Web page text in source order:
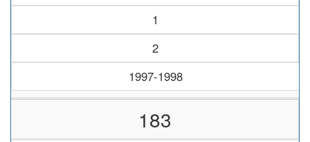
1
2
1997-1998
183